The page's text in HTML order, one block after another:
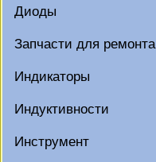
Диоды
Запчасти для ремонта
Индикаторы
Индуктивности
Инструмент